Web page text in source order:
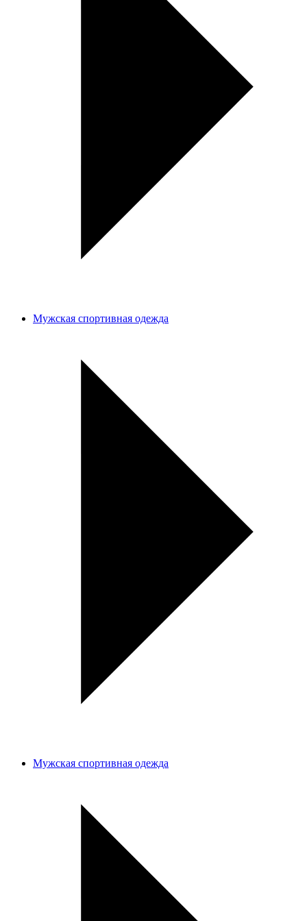
Мужская спортивная одежда
Мужская спортивная одежда